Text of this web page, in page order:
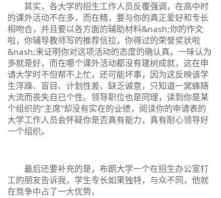
其实，各大学的招生工作人员反覆强调，在高中时
的课外活动不在多，而在精，要与你的真正爱好和专长
相吻合，并且要以各方面的辅助材料&nash;你的作文
啦，你辅导教师写的推荐信拉，你得过的荣誉奖状啦
&nash;来证明你对这项活动的态度的确认真。一味认为
多就是好，而在哪个课外活动都没有建树成就，这在申
请大学时不但帮不上忙，还可能坏事，因为这反映该学
生浮躁、盲目、计划性差、缺乏诚意，只知道一窝蜂随
大流而丧失自已个性。领导职位也是同理，读到你是某
个组织的”主席”却没有实在的业绩，阅读你的申请表的
大学工作人员会怀疑你是否真有能力，真有耐心领导好
一个组织。
最后还要补充的是，布朗大学一个在招生办公室打
工的朋友告诉我，学生专长如果独特，与众不同，他就
在竞争中占了一大优势。